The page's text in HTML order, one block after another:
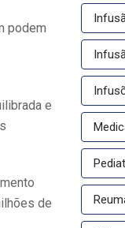
podem
e
de